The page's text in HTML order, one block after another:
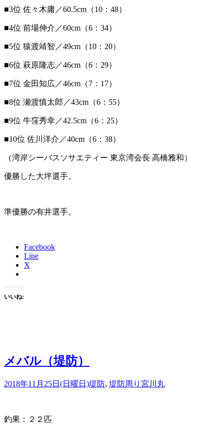
■3位 佐々木庸／60.5cm（10：48）
■4位 前場伸介／60cm（6：34）
■5位 猿渡靖智／49cm（10：20）
■6位 萩原隆志／46cm（6：29）
■7位 金田知広／46cm（7：17）
■8位 瀬渡慎太郎／43cm（6：55）
■9位 牛窪秀幸／42.5cm（6：25）
■10位 佐川洋介／40cm（6：38）
（湾岸シーバスソサエティー 東京湾会長 高橋雅和）
優勝した大坪選手。
準優勝の有井選手。
Facebook
Line
X
いいね:
メバル（堤防）
2018年11月25日(日曜日)堤防, 堤防周り 宮川丸
釣果：２２匹